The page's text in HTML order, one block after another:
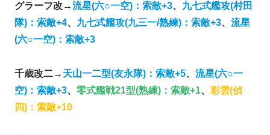
グラーフ改→流星(六○一空)：索敵+3、 九七式艦攻(村田
隊)：索敵+4、 九七式艦攻(九三一/熟練)：索敵+3、 流星
(六○一空)：索敵+3
千歳改二→ 天山一二型(友永隊)：索敵+5、 流星(六○一
空)：索敵+3、 零式艦戦21型(熟練)：索敵+1、 彩雲(偵
四)：索敵+10